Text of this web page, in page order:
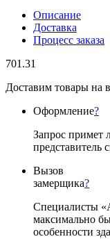
Описание
Доставка
Процесс заказа
701.31
Доставим товары на
Оформление?
Запрос примет
представитель
Вызов
замерщика?
Специалисты
максимально
особенности